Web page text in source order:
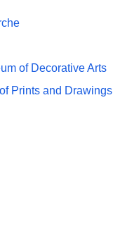
of Decorative Arts
Prints and Drawings